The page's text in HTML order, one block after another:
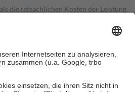
die tatsächlichen Kosten der Leistung